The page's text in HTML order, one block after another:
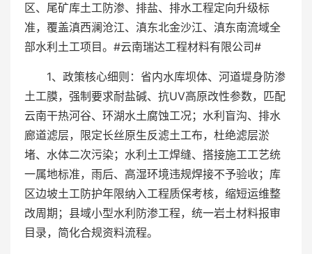
区、尾矿库土工防渗、排盐、排水工程定向升级标
准，覆盖滇西澜沧江、滇东北金沙江、滇东南流域全
部水利土工项目。#云南瑞达工程材料有限公司#
1、政策核心细则：省内水库坝体、河道堤身防渗
土工膜，强制要求耐盐碱、抗UV高原改性参数，匹配
云南干热河谷、环湖水土腐蚀工况；水利盲沟、排水
廊道滤层，限定长丝原生反滤土工布，杜绝滤层淤
堵、水体二次污染；水利土工焊缝、搭接施工工艺统
一属地标准，雨后、高湿环境违规焊接不予验收；库
区边坡土工防护年限纳入工程质保考核，缩短运维整
改周期；县域小型水利防渗工程，统一岩土材料报审
目录，简化合规资料流程。